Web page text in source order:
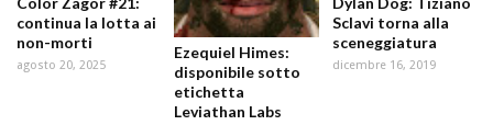
continua la lotta ai
non-morti
agosto 20, 2025
Ezequiel Himes:
disponibile sotto
etichetta
Leviathan Labs
Sclavi torna alla
sceneggiatura
dicembre 16, 2019